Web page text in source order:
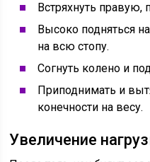
Встряхнуть правую,
Высоко подняться
на всю стопу.
Согнуть колено и
Приподнимать и
конечности на весу.
Увеличение